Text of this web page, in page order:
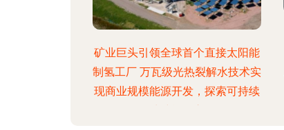
矿业巨头引领全球首个直接太阳能
制氢工厂 万瓦级光热裂解水技术实
现商业规模能源开发，探索可持续